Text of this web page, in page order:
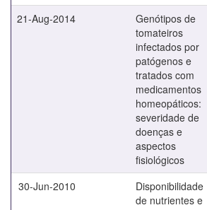
21-Aug-2014
Genótipos de
tomateiros
infectados por
patógenos e
tratados com
medicamentos
homeopáticos:
severidade de
doenças e
aspectos
fisiológicos
30-Jun-2010
Disponibilidade
de nutrientes e